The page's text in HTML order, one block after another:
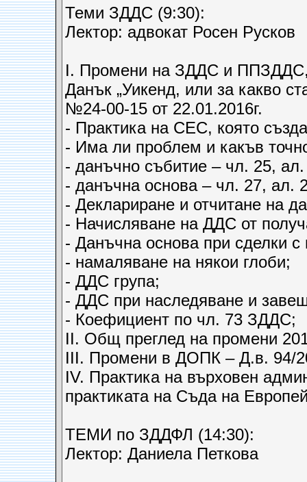
Теми ЗДДС (9:30):
Лектор: адвокат Росен Русков
І. Промени на ЗДДС и ППЗДДС,
Данък „Уикенд, или за какво
№24-00-15 от 22.01.2016г.
- Практика на СЕС, която
- Има ли проблем и какъв
- данъчно събитие – чл. 25,
- данъчна основа – чл. 27, ал.
- Деклариране и отчитане на
- Начисляване на ДДС от
- Данъчна основа при сделки
- намаляване на някои глоби;
- ДДС група;
- ДДС при наследяване и
- Коефициент по чл. 73 ЗДДС;
II. Общ преглед на промени
ІІI. Промени в ДОПК – Д.в. 94/
IV. Практика на върховен
практиката на Съда на
ТЕМИ по ЗДДФЛ (14:30):
Лектор: Даниела Петкова